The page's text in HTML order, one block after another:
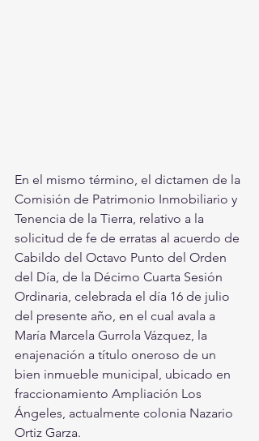
En el mismo término, el dictamen de la
Comisión de Patrimonio Inmobiliario y
Tenencia de la Tierra, relativo a la
solicitud de fe de erratas al acuerdo de
Cabildo del Octavo Punto del Orden
del Día, de la Décimo Cuarta Sesión
Ordinaria, celebrada el día 16 de julio
del presente año, en el cual avala a
María Marcela Gurrola Vázquez, la
enajenación a título oneroso de un
bien inmueble municipal, ubicado en
fraccionamiento Ampliación Los
Ángeles, actualmente colonia Nazario
Ortiz Garza.